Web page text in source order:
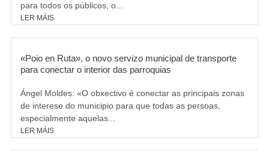
para todos os públicos, o...
LER MÁIS
«Poio en Ruta», o novo servizo municipal de transporte
para conectar o interior das parroquias
Ángel Moldes: «O obxectivo é conectar as principais zonas
de interese do municipio para que todas as persoas,
especialmente aquelas...
LER MÁIS